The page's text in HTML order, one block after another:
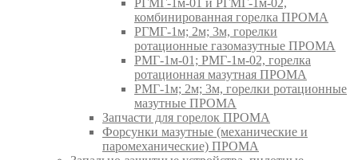
РГМГ-1м-01 и РГМГ-1м-02,
комбинированная горелка ПРОМА
РГМГ-1м; 2м; 3м, горелки
ротационные газомазутные ПРОМА
РМГ-1м-01; РМГ-1м-02, горелка
ротационная мазутная ПРОМА
РМГ-1м; 2м; 3м, горелки ротационные
мазутные ПРОМА
Запчасти для горелок ПРОМА
Форсунки мазутные (механические и
паромеханические) ПРОМА